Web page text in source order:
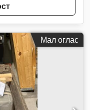
Мал оглас